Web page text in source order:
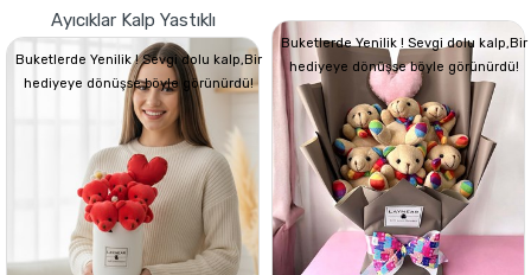
Ayıcıklar Kalp Yastıklı
Buketlerde Yenilik ! Sevgi dolu kalp,Bir
hediyeye dönüşse böyle görünürdü!
Buketlerde Yenilik ! Sevgi dolu kalp,Bir
hediyeye dönüşse böyle görünürdü!